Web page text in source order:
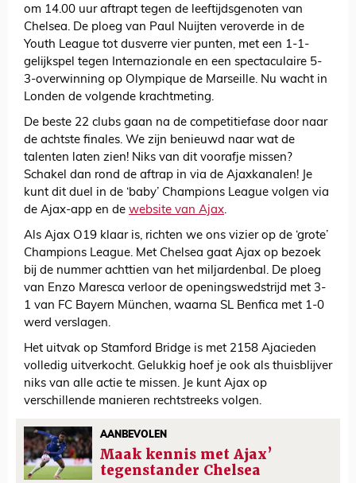
om 14.00 uur aftrapt tegen de leeftijdsgenoten van
Chelsea. De ploeg van Paul Nuijten veroverde in de
Youth League tot dusverre vier punten, met een 1-1-
gelijkspel tegen Internazionale en een spectaculaire 5-
3-overwinning op Olympique de Marseille. Nu wacht in
Londen de volgende krachtmeting.
De beste 22 clubs gaan na de competitiefase door naar
de achtste finales. We zijn benieuwd naar wat de
talenten laten zien! Niks van dit voorafje missen?
Schakel dan rond de aftrap in via de Ajaxkanalen! Je
kunt dit duel in de ‘baby’ Champions League volgen via
de Ajax-app en de website van Ajax.
Als Ajax O19 klaar is, richten we ons vizier op de ‘grote’
Champions League. Met Chelsea gaat Ajax op bezoek
bij de nummer achttien van het miljardenbal. De ploeg
van Enzo Maresca verloor de openingswedstrijd met 3-
1 van FC Bayern München, waarna SL Benfica met 1-0
werd verslagen.
Het uitvak op Stamford Bridge is met 2158 Ajacieden
volledig uitverkocht. Gelukkig hoef je ook als thuisblijver
niks van alle actie te missen. Je kunt Ajax op
verschillende manieren rechtstreeks volgen.
AANBEVOLEN
Maak kennis met Ajax’
tegenstander Chelsea